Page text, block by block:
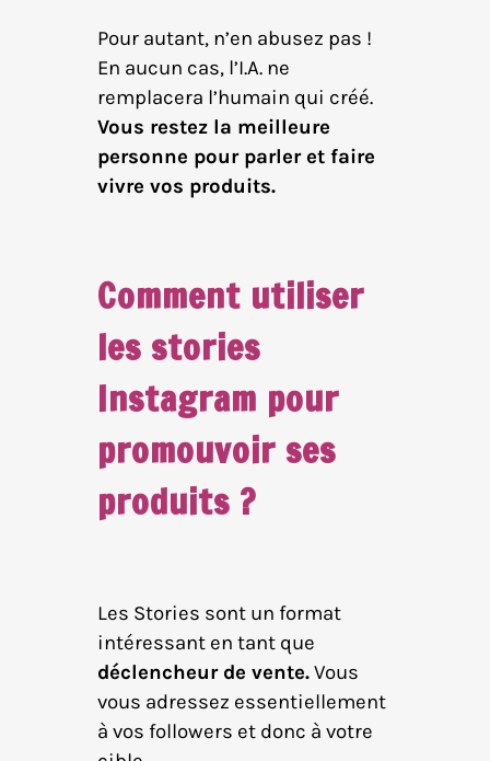
Pour autant, n’en abusez pas !
En aucun cas, l’I.A. ne
remplacera l’humain qui créé.
Vous restez la meilleure
personne pour parler et faire
vivre vos produits.
Comment utiliser
les stories
Instagram pour
promouvoir ses
produits ?
Les Stories sont un format
intéressant en tant que
déclencheur de vente.Vous
vous adressez essentiellement
à vos followers et donc à votre